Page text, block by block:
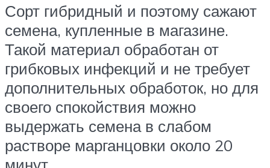
Сорт гибридный и поэтому сажают
семена, купленные в магазине.
Такой материал обработан от
грибковых инфекций и не требует
дополнительных обработок, но для
своего спокойствия можно
выдержать семена в слабом
растворе марганцовки около 20